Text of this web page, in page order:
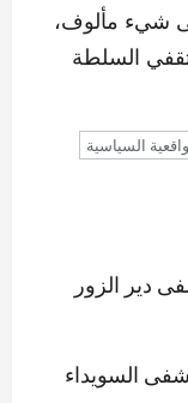
شيء مألوف،
السلطة
السياسية
دير الزور
السويداء